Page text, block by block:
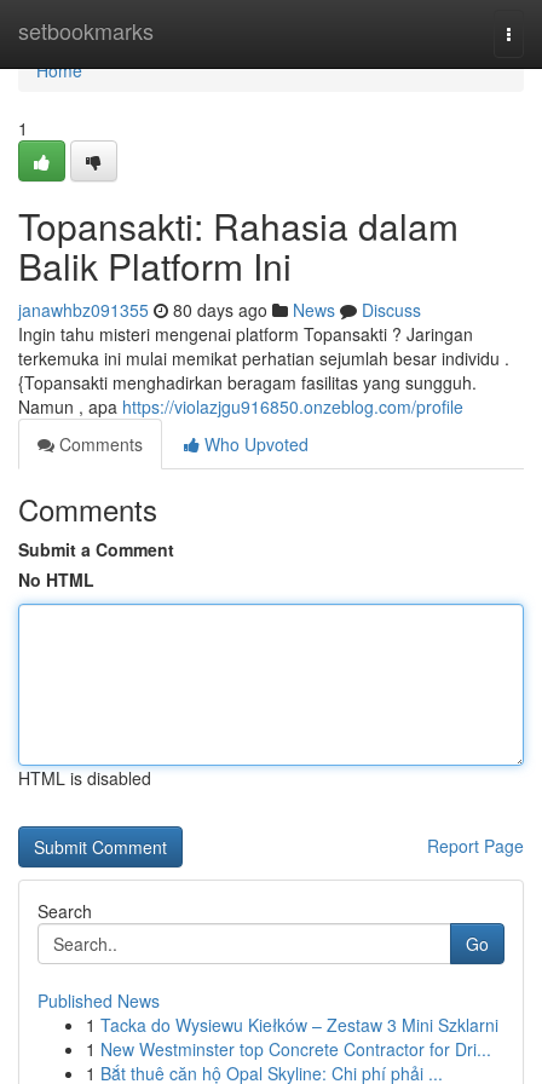
setbookmarks
Home
Home
1
Topansakti: Rahasia dalam
Balik Platform Ini
janawhbz091355 80 days ago News
Discuss
Ingin tahu misteri mengenai platform Topansakti ? Jaringan
terkemuka ini mulai memikat perhatian sejumlah besar individu .
{Topansakti menghadirkan beragam fasilitas yang sungguh.
Namun , apa https://violazjgu916850.onzeblog.com/profile
Comments
Who Upvoted
Comments
Submit a Comment
No HTML
HTML is disabled
Report Page
Search
Go
Published News
1 Tacka do Wysiewu Kiełków – Zestaw 3 Mini Szklarni
1 New Westminster top Concrete Contractor for Dri...
1 Bắt thuê căn hộ Opal Skyline: Chi phí phải ...